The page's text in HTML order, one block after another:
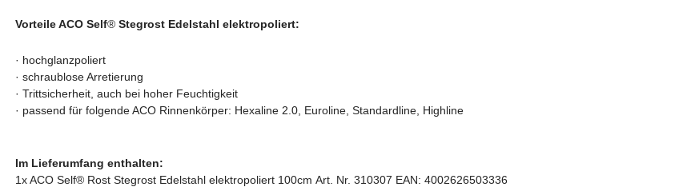
Vorteile ACO Self® Stegrost Edelstahl elektropoliert:
· hochglanzpoliert
· schraublose Arretierung
· Trittsicherheit, auch bei hoher Feuchtigkeit
· passend für folgende ACO Rinnenkörper: Hexaline 2.0, Euroline, Standardline, Highline
Im Lieferumfang enthalten:
1x ACO Self® Rost Stegrost Edelstahl elektropoliert 100cm Art. Nr. 310307 EAN: 4002626503336